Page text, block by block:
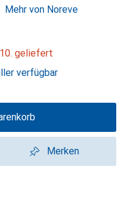
Mehr von Noreve
geliefert
verfügbar
Merken